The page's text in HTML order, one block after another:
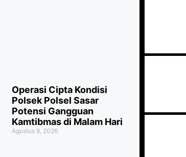
Operasi Cipta Kondisi
Polsek Polsel Sasar
Potensi Gangguan
Kamtibmas di Malam Hari
Agustus 9, 2026